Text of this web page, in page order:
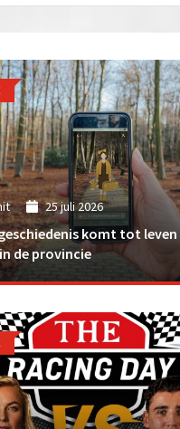
25 juli 2026
komt tot
de provincie